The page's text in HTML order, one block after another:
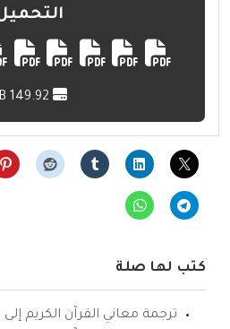
كتب لها صلة
ترجمة معاني القرآن الكريم إلى